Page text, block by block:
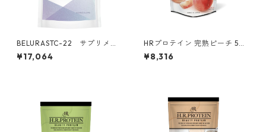
BELURASTC-22 サプリメン
ト
¥17,064
HRプロテイン 完熟ピーチ 50
0g
¥8,316